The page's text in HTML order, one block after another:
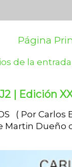
Página
de la
| Edición
( Por
Martin Dueño